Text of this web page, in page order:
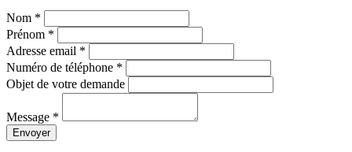
Nom *
Prénom *
Adresse email *
Numéro de téléphone *
Objet de votre demande
Message *
Envoyer